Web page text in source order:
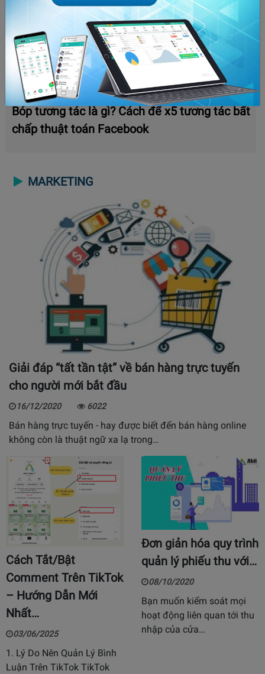
Bóp tương tác là gì? Cách để x5 tương tác bất
chấp thuật toán Facebook
MARKETING
Giải đáp “tất tần tật” về bán hàng trực tuyến
cho người mới bắt đầu
16/12/2020 6022
Bán hàng trực tuyến - hay được biết đến bán hàng online
không còn là thuật ngữ xa lạ trong…
Cách Tắt/Bật
Comment Trên TikTok
– Hướng Dẫn Mới
Nhất…
03/06/2025
1. Lý Do Nên Quản Lý Bình
Luận Trên TikTok TikTok
Đơn giản hóa quy trình
quản lý phiếu thu với…
08/10/2020
Bạn muốn kiểm soát mọi
hoạt động liên quan tới thu
nhập của cửa…